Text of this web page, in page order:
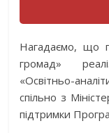
Нагадаємо, що
громад»
«Освітньо-
спільно з
підтримки